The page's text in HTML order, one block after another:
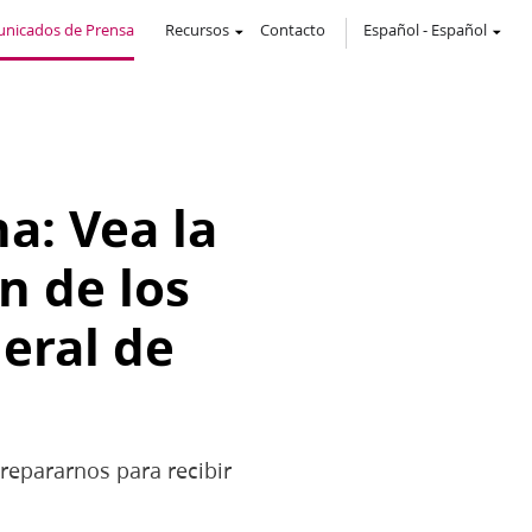
de Prensa Recursos Contacto Español- Español
Vea la
de los
de
para recibir